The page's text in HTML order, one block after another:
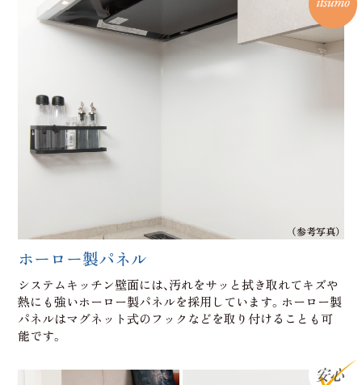
（参考写真）
ホーロー製パネル
システムキッチン壁面には、汚れをサッと拭き取れてキズや
熱にも強いホーロー製パネルを採用しています。ホーロー製
パネルはマグネット式のフックなどを取り付けることも可
能です。